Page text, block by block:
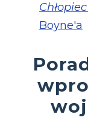
Boyne'a